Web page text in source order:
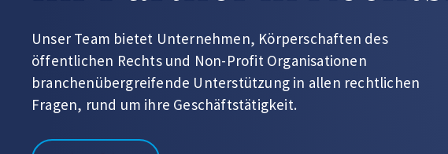
Datenschutz und
Compliance
Westenberger Brink, stellt Ihnen einen externen